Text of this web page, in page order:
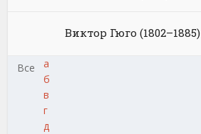
Виктор Гюго (1802–1885)
Все
а
б
в
г
д